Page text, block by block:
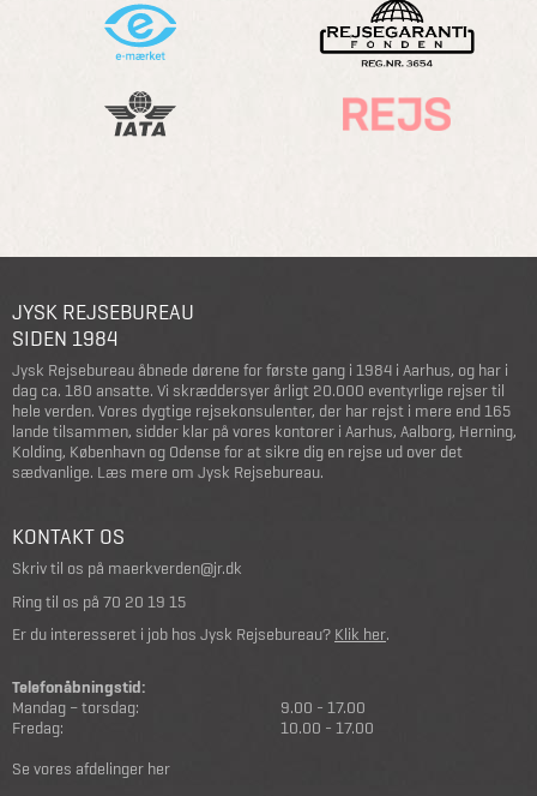
JYSK REJSEBUREAU
SIDEN 1984
Jysk Rejsebureau åbnede dørene for første gang i 1984 i Aarhus, og har i
dag ca. 180 ansatte. Vi skræddersyer årligt 20.000 eventyrlige rejser til
hele verden. Vores dygtige rejsekonsulenter, der har rejst i mere end 165
lande tilsammen, sidder klar på vores kontorer i Aarhus, Aalborg, Herning,
Kolding, København og Odense for at sikre dig en rejse ud over det
sædvanlige. Læs mere om Jysk Rejsebureau.
KONTAKT OS
Skriv til os på maerkverden@jr.dk
Ring til os på 70 20 19 15
Er du interesseret i job hos Jysk Rejsebureau? Klik her.
Telefonåbningstid:
Mandag – torsdag:
9.00 - 17.00
Fredag:
10.00 - 17.00
Se vores afdelinger her